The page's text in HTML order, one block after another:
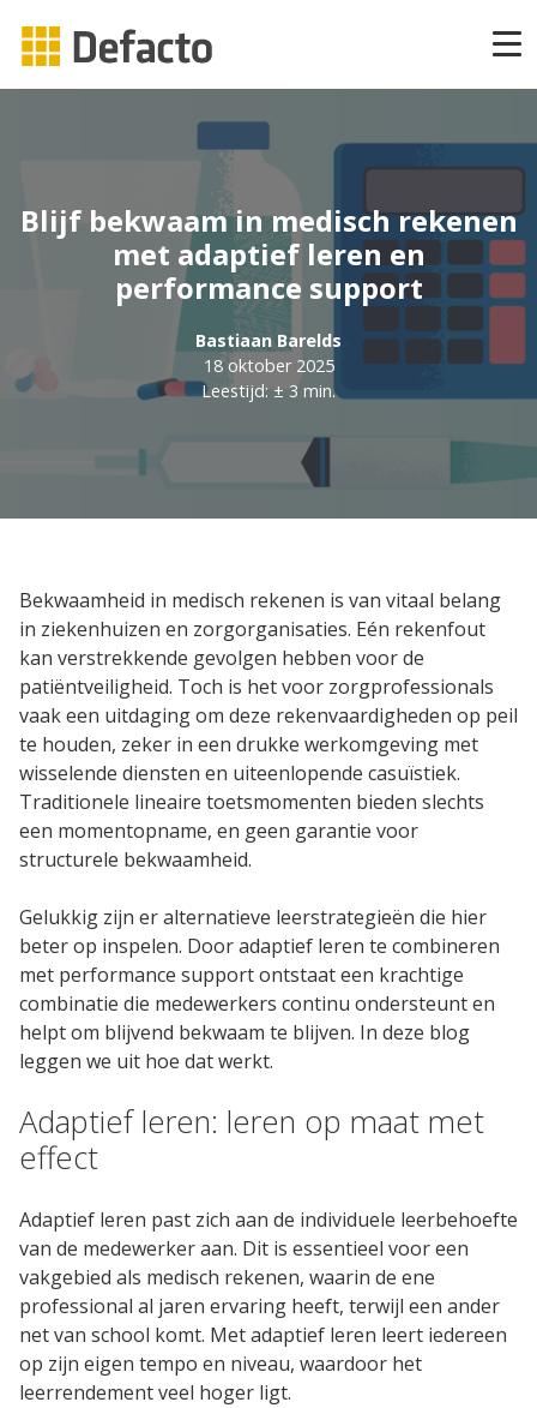
CAPP Learning
CAPP Adaptief Leren
CAPP Compliance
CAPP Compliance API
CAPP Quizzes
CAPP EPA Portfolio
Agile Air
Agile QR
Agile Programs
Zorgcontent
Oplossingen
Online Academie
Extern Leerportaal
Maak zelf e-learning
Zorgonderwijs met EPA's
Blijf bekwaam in medisch rekenen
met adaptief leren en
performance support
Bastiaan Barelds
18 oktober 2025
Leestijd: ± 3 min.
Bekwaamheid in medisch rekenen is van vitaal belang
in ziekenhuizen en zorgorganisaties. Eén rekenfout
kan verstrekkende gevolgen hebben voor de
patiëntveiligheid. Toch is het voor zorgprofessionals
vaak een uitdaging om deze rekenvaardigheden op peil
te houden, zeker in een drukke werkomgeving met
wisselende diensten en uiteenlopende casuïstiek.
Traditionele lineaire toetsmomenten bieden slechts
een momentopname, en geen garantie voor
structurele bekwaamheid.
Gelukkig zijn er alternatieve leerstrategieën die hier
beter op inspelen. Door adaptief leren te combineren
met performance support ontstaat een krachtige
combinatie die medewerkers continu ondersteunt en
helpt om blijvend bekwaam te blijven. In deze blog
leggen we uit hoe dat werkt.
Adaptief leren: leren op maat met
effect
Adaptief leren past zich aan de individuele leerbehoefte
van de medewerker aan. Dit is essentieel voor een
vakgebied als medisch rekenen, waarin de ene
professional al jaren ervaring heeft, terwijl een ander
net van school komt. Met adaptief leren leert iedereen
op zijn eigen tempo en niveau, waardoor het
leerrendement veel hoger ligt.